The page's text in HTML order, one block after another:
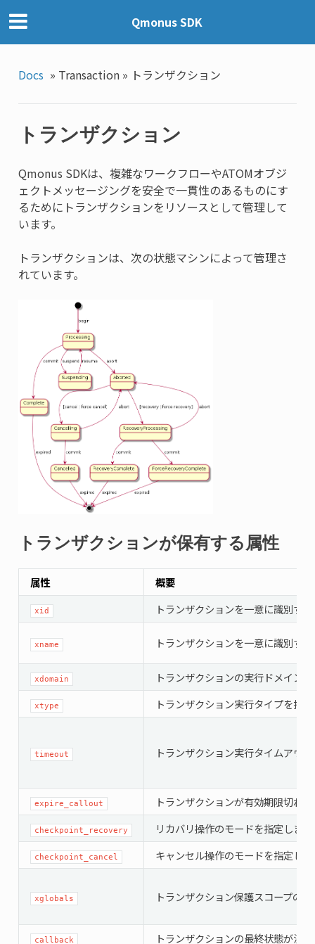
Qmonus SDK
Docs » Transaction » トランザクション
トランザクション
Qmonus SDKは、複雑なワークフローやATOMオブジ
ェクトメッセージングを安全で一貫性のあるものにす
るためにトランザクションをリソースとして管理して
います。
トランザクションは、次の状態マシンによって管理さ
れています。
トランザクションが保有する属性
属性 概要
xid トランザクションを一意に識別す
xname トランザクションを一意に識別す
xdomain トランザクションの実行ドメイン
xtype トランザクション実行タイプを指
timeout トランザクション実行タイムアウ
expire_callout トランザクションが有効期限切れ
checkpoint_recovery リカバリ操作のモードを指定します
checkpoint_cancel キャンセル操作のモードを指定し
xglobals トランザクション保護スコープの
callback トランザクションの最終状態が決